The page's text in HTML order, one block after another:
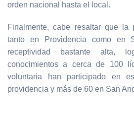
orden nacional hasta el local.
Finalmente, cabe resaltar que la
tanto en Providencia como en
receptividad bastante alta,
conocimientos a cerca de 100
voluntaria han participado en
providencia y más de 60 en San